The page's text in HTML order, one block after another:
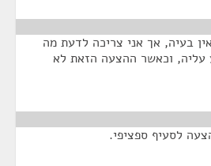
בעיה, אך אני צריכה לדעת מה
עליה, וכאשר ההצעה הזאת לא
לסעיף ספציפי.